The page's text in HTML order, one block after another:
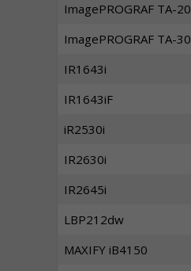
ImagePROGRAF TA-20
ImagePROGRAF TA-30
IR1643i
IR1643iF
iR2530i
IR2630i
IR2645i
LBP212dw
MAXIFY iB4150